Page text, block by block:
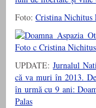
Foto: Cristina Nichitus
UPDATE: Jurnalul
că va muri în 2013.
în urmă cu 9 ani:
Palas